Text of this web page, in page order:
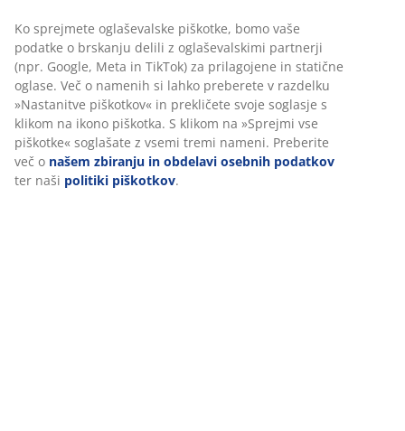
Ko sprejmete oglaševalske piškotke, bomo vaše
podatke o brskanju delili z oglaševalskimi partnerji
(npr. Google, Meta in TikTok) za prilagojene in statične
oglase. Več o namenih si lahko preberete v razdelku
»Nastanitve piškotkov« in prekličete svoje soglasje s
klikom na ikono piškotka. S klikom na »Sprejmi vse
piškotke« soglašate z vsemi tremi nameni. Preberite
več o našem zbiranju in obdelavi osebnih podatkov
ter naši politiki piškotkov.